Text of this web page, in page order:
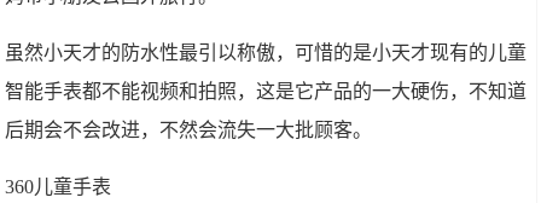
虽然小天才的防水性最引以称傲，可惜的是小天才现有的儿童
智能手表都不能视频和拍照，这是它产品的一大硬伤，不知道
后期会不会改进，不然会流失一大批顾客。
360儿童手表